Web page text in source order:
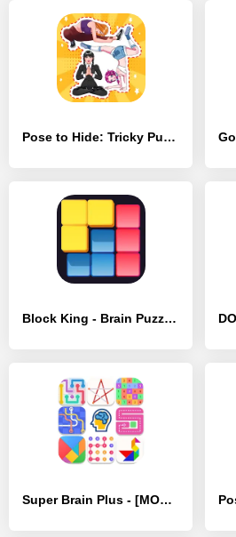
Pose to Hide: Tricky Puzzle - [MOD Много монет]
Block King - Brain Puzzle Game - [MOD Много денег]
Super Brain Plus - [MOD Бесконечные деньги]